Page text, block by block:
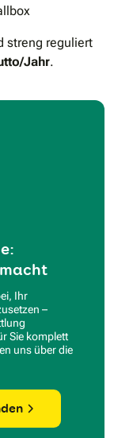
streng reguliert
Jahr.
Ihr
–
Sie komplett
uns über die